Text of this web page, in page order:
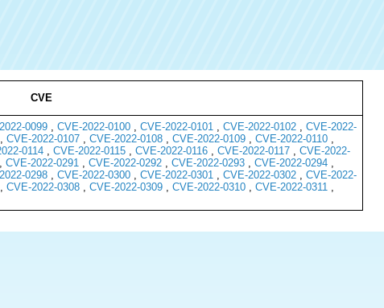
CVE
0099, CVE-2022-0100, CVE-2022-0101, CVE-2022-0102, CVE-2022-
CVE-2022-0107, CVE-2022-0108, CVE-2022-0109, CVE-2022-0110,
0114, CVE-2022-0115, CVE-2022-0116, CVE-2022-0117, CVE-2022-
CVE-2022-0291, CVE-2022-0292, CVE-2022-0293, CVE-2022-0294,
0298, CVE-2022-0300, CVE-2022-0301, CVE-2022-0302, CVE-2022-
CVE-2022-0308, CVE-2022-0309, CVE-2022-0310, CVE-2022-0311,